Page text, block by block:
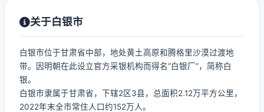
关于白银市
白银市位于甘肃省中部，地处黄土高原和腾格里沙漠过渡地
带。因明朝在此设立官方采银机构而得名“白银厂”，简称白
银。
白银市隶属于甘肃省，下辖2区3县，总面积2.12万平方公里，
2022年末全市常住人口约152万人。